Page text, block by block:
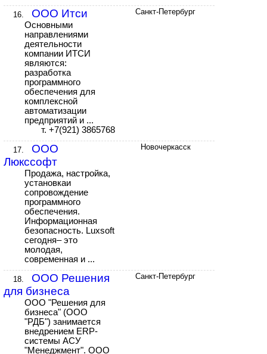
16. ООО Итси
Основными
направлениями
деятельности
компании ИТСИ
являются:
разработка
программного
обеспечения для
комплексной
автоматизации
предприятий и ...
т. +7(921) 3865768
Санкт-Петербург
17.
ООО
Люкссофт
Продажа, настройка,
установкаи
сопровождение
программного
обеспечения.
Информационная
безопасность. Luxsoft
сегодня– это
молодая,
современная и ...
Новочеркасск
18.
ООО Решения
для бизнеса
ООО "Решения для
бизнеса" (ООО
"РДБ") занимается
внедрением ERP-
системы АСУ
"Менеджмент". ООО
Санкт-Петербург